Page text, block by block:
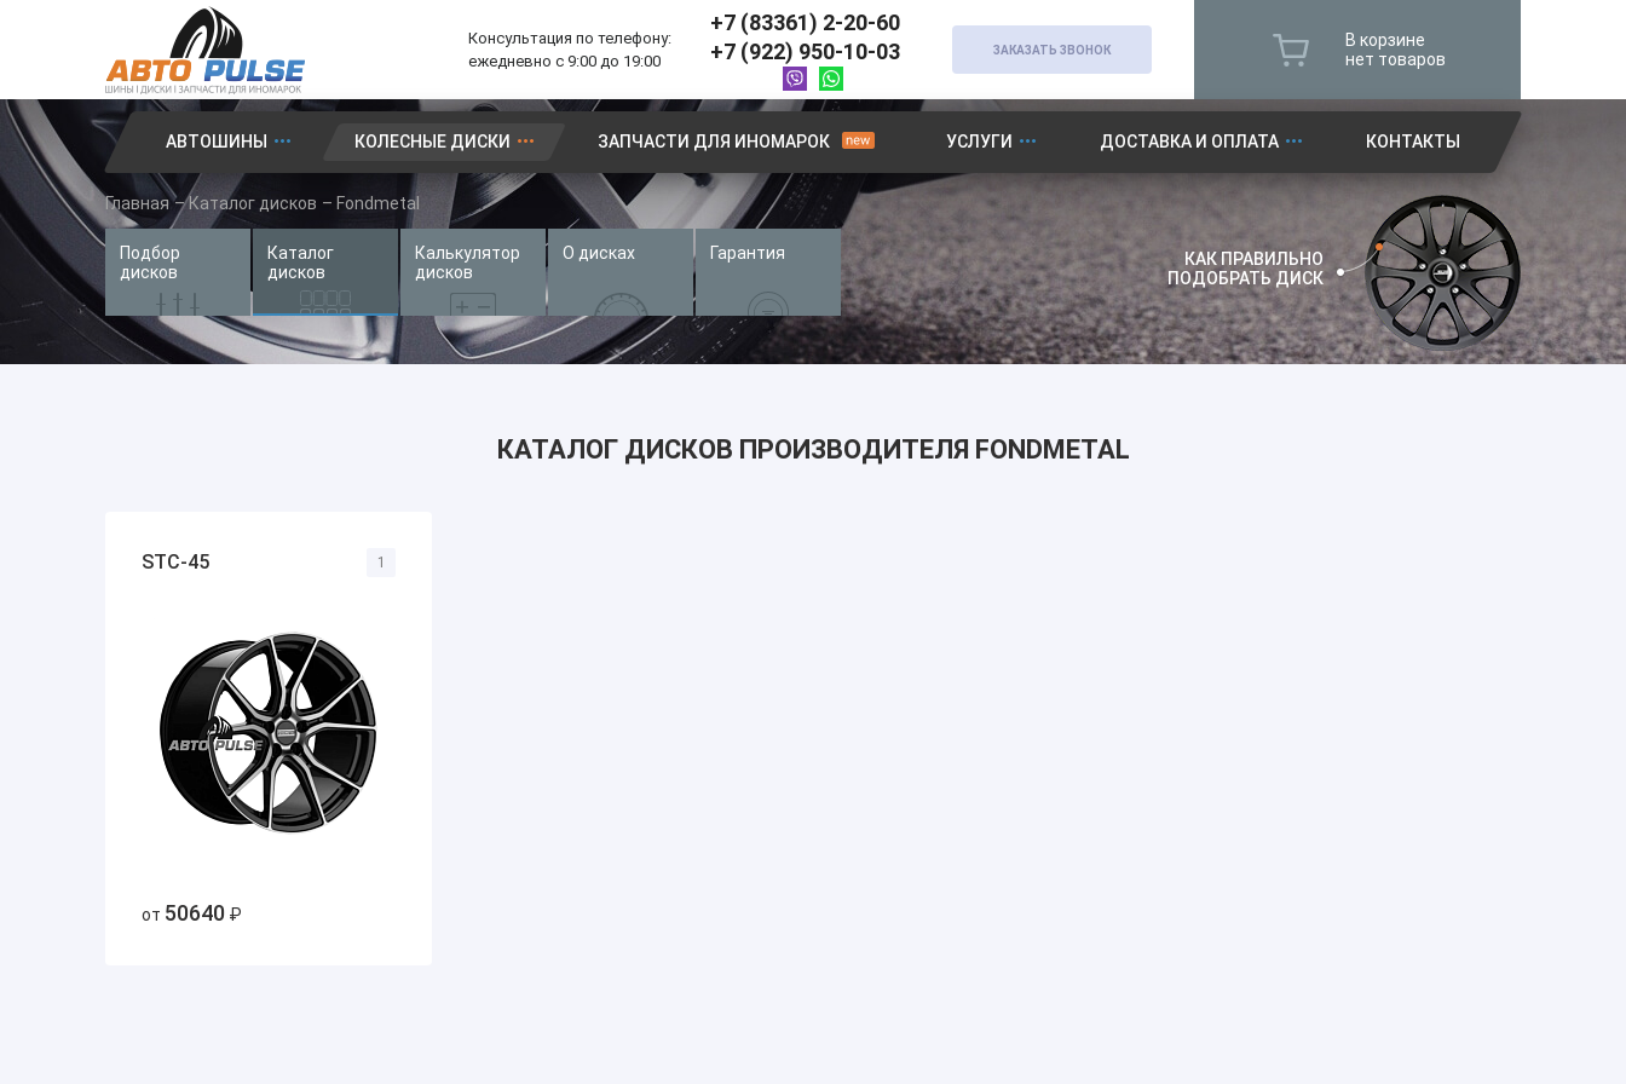
Консультация по телефону:
ежедневно с 9:00 до 19:00
+7 (83361) 2-20-60
+7 (922) 950-10-03
ЗАКАЗАТЬ ЗВОНОК
В корзине
нет товаров
Автошины
Колесные диски
Запчасти для иномарок
Услуги
Доставка и оплата
АВТОШИНЫ КОЛЕСНЫЕ ДИСКИ ЗАПЧАСТИ ДЛЯ ИНОМАРОК УСЛУГИ ДОСТАВКА И ОПЛАТА КОНТАКТЫ
Главная –Каталог дисков – Fondmetal
Подбор
дисков
Каталог
дисков
Калькулятор
дисков
О дисках Гарантия
КАК ПРАВИЛЬНО
ПОДОБРАТЬ ДИСК
КАТАЛОГ ДИСКОВ ПРОИЗВОДИТЕЛЯ FONDMETAL
STC-45
от 50640 ₽
1